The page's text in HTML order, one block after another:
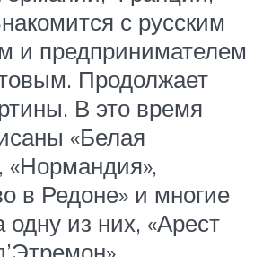
с русским
и предпринимателем
Продолжает
В это время
«Белая
«Нормандия»,
в Редоне» и многие
одну из них, «Арест